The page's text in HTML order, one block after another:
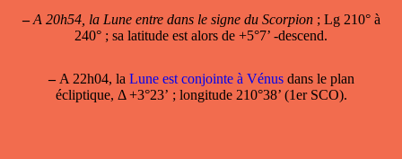
– A 20h54, la Lune entre dans le signe du Scorpion; Lg 210° à
240° ; sa latitude est alors de +5°7’ -descend.
–A 22h04, la Lune est conjointe à Vénusdans le plan
écliptique, Δ +3°23’ ; longitude 210°38’ (1er SCO).